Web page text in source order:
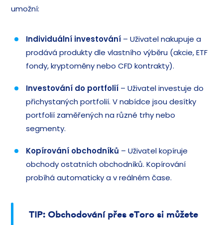
umožní:
Individuální investování – Uživatel nakupuje a
prodává produkty dle vlastního výběru (akcie, ETF
fondy, kryptoměny nebo CFD kontrakty).
Investování do portfolií – Uživatel investuje do
přichystaných portfolií. V nabídce jsou desítky
portfolií zaměřených na různé trhy nebo
segmenty.
Kopírování obchodníků – Uživatel kopíruje
obchody ostatních obchodníků. Kopírování
probíhá automaticky a v reálném čase.
TIP: Obchodování přes eToro si můžete